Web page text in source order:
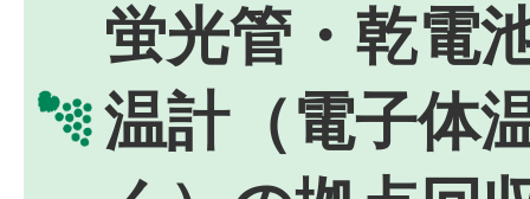
蛍光管・乾電
温計（電子体